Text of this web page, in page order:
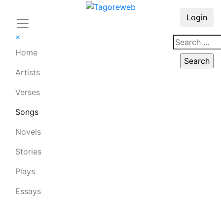
×
Home
Artists
Verses
Songs
Novels
Stories
Plays
Essays
Login